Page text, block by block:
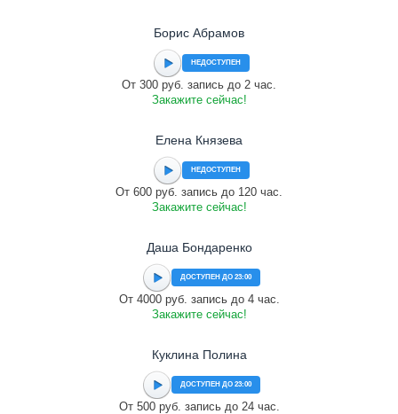
Борис Абрамов
НЕДОСТУПЕН
От 300 руб. запись до 2 час.
Закажите сейчас!
Елена Князева
НЕДОСТУПЕН
От 600 руб. запись до 120 час.
Закажите сейчас!
Даша Бондаренко
ДОСТУПЕН ДО 23:00
От 4000 руб. запись до 4 час.
Закажите сейчас!
Куклина Полина
ДОСТУПЕН ДО 23:00
От 500 руб. запись до 24 час.